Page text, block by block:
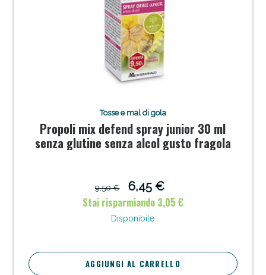
Tosse e mal di gola
Propoli mix defend spray junior 30 ml
senza glutine senza alcol gusto fragola
9,50 €
6,45 €
Stai risparmiando 3,05 €
Disponibile
AGGIUNGI AL CARRELLO